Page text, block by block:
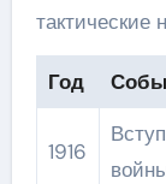
тактические
Год
1916